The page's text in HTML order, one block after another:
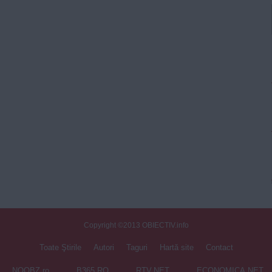
Copyright ©2013 OBIECTIV.info
Toate Ştirile Autori Taguri Hartă site Contact